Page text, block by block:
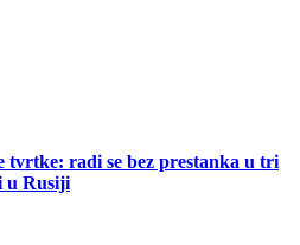
tvrtke: radi se bez prestanka u tri
u Rusiji